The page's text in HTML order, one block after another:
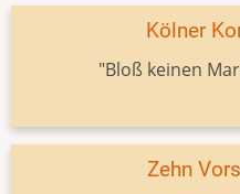
Kölner
"Bloß keinen
Zehn